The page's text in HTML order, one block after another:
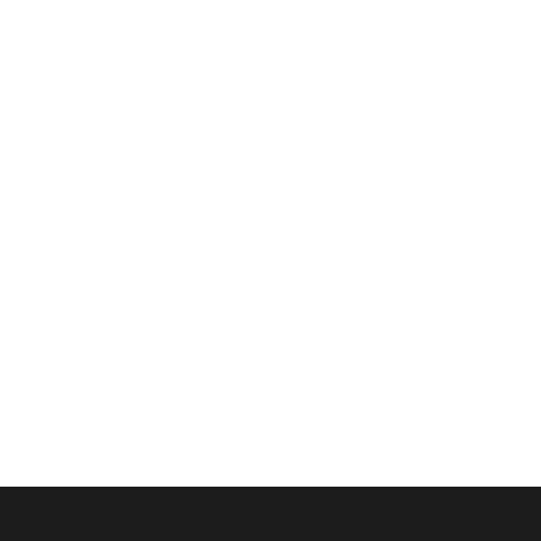
alat ganti kereta, sistem rantaian bekalan yang matang dan